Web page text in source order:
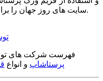
سایت های روز جهان را برای شما طراحی می کنیم.
فهرست شرکت های
پرستاشاپ و انواع